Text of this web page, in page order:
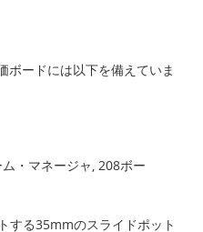
ボードには以下を備えていま
・マネージャ, 208ボー
する35mmのスライドポット